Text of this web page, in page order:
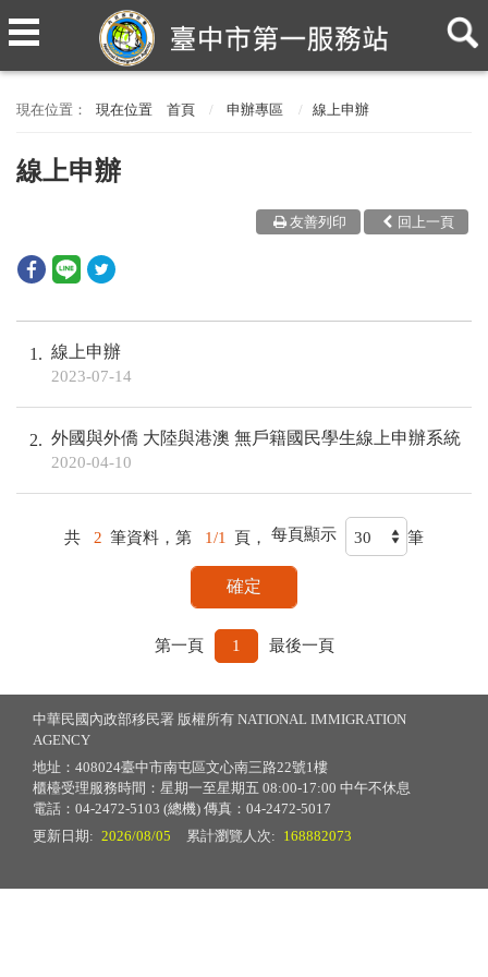
現在位置 首頁 申辦專區 線上申辦
線上申辦
回上一頁
友善列印
1 線上申辦
2023-07-14
2 外國與外僑 大陸與港澳 無戶籍國民學生線上申辦系統
2020-04-10
共 2 筆資料，第 1/1 頁， 每頁顯示 筆
第一頁 1 最後一頁
中華民國內政部移民署 版權所有 NATIONAL IMMIGRATION
AGENCY
地址：408024臺中市南屯區文心南三路22號1樓
櫃檯受理服務時間：星期一至星期五 08:00-17:00 中午不休息
電話：04-2472-5103 (總機) 傳真：04-2472-5017
更新日期: 2026/08/05 累計瀏覽人次: 168882073